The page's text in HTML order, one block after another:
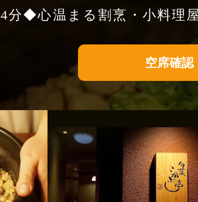
分◆心温まる割烹・小料理
空席確認